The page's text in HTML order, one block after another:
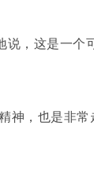
说，这是一
神，也是非